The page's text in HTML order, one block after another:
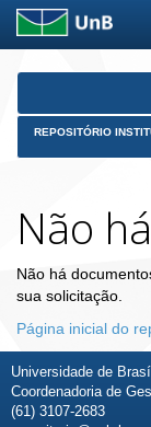
Skip
REPOSITÓRIO
Não
Não há
sua solicitação.
Página inicial do
Universidade de
Coordenadoria de
(61) 3107-2683